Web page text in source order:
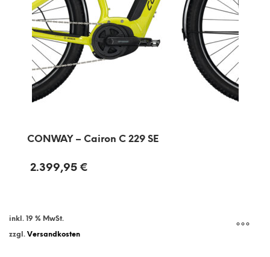
CONWAY – Cairon C 229 SE
2.399,95 €
inkl. 19 % MwSt.
zzgl. Versandkosten